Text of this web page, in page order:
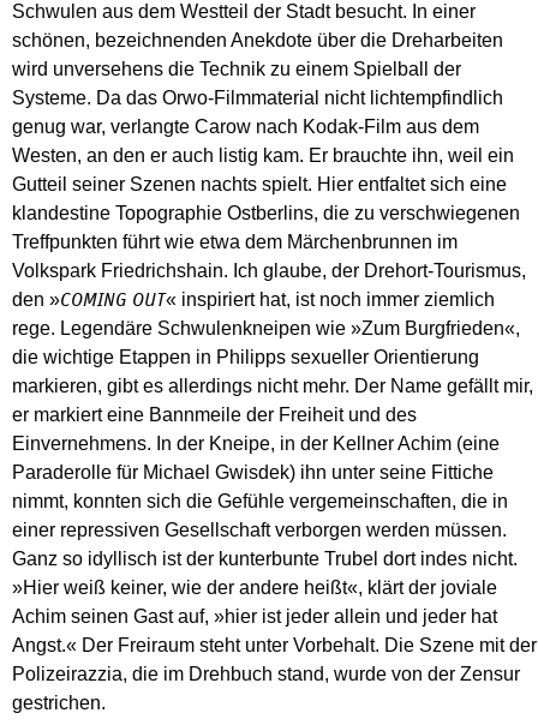
Schwulen aus dem Westteil der Stadt besucht. In einer
schönen, bezeichnenden Anekdote über die Dreharbeiten
wird unversehens die Technik zu einem Spielball der
Systeme. Da das Orwo-Filmmaterial nicht lichtempfindlich
genug war, verlangte Carow nach Kodak-Film aus dem
Westen, an den er auch listig kam. Er brauchte ihn, weil ein
Gutteil seiner Szenen nachts spielt. Hier entfaltet sich eine
klandestine Topographie Ostberlins, die zu verschwiegenen
Treffpunkten führt wie etwa dem Märchenbrunnen im
Volkspark Friedrichshain. Ich glaube, der Drehort-Tourismus,
den »COMING OUT« inspiriert hat, ist noch immer ziemlich
rege. Legendäre Schwulenkneipen wie »Zum Burgfrieden«,
die wichtige Etappen in Philipps sexueller Orientierung
markieren, gibt es allerdings nicht mehr. Der Name gefällt mir,
er markiert eine Bannmeile der Freiheit und des
Einvernehmens. In der Kneipe, in der Kellner Achim (eine
Paraderolle für Michael Gwisdek) ihn unter seine Fittiche
nimmt, konnten sich die Gefühle vergemeinschaften, die in
einer repressiven Gesellschaft verborgen werden müssen.
Ganz so idyllisch ist der kunterbunte Trubel dort indes nicht.
»Hier weiß keiner, wie der andere heißt«, klärt der joviale
Achim seinen Gast auf, »hier ist jeder allein und jeder hat
Angst.« Der Freiraum steht unter Vorbehalt. Die Szene mit der
Polizeirazzia, die im Drehbuch stand, wurde von der Zensur
gestrichen.